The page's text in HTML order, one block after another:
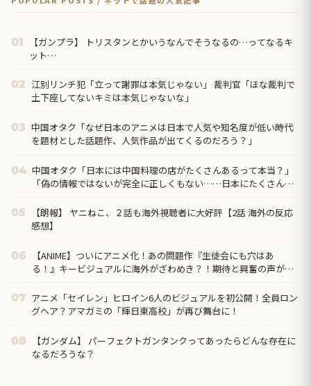
01
【ガンプラ】 トリスタンとかいうなんでそうなるの…ってなるキ
ット…
02 江別リンチ犯「立って謝罪は本気じゃない」 裁判官「ほな裁判で
土下座してないキミは本気じゃないな」
03 中国オタク「なぜ日本のアニメは日本で人気や知名度が低い時代
を題材とした話題作、人気作品が出てくるのだろう？」
04 中国オタク「日本には中国料理の店がたくさんあるって本当？」
「偽の情報ではないが完全に正しくもない……日本にたくさんあ
05
【朗報】 ヤニねこ、２話も海外視聴者に大好評【2話 海外の反応
感想】
06
【ANIME】ついにアニメ化！あの問題作『生徒会にも穴はあ
る！』キービジュアルに海外がざわめき？！期待と興奮の声が
07 アニメ「セイレン」ヒロイン6人のビジュアルを初公開！全員ロン
グヘア？アマガミの「輝日東高校」が再び舞台に！
08
【ガンダム】 パーフェクトガンタンクってあったらどんな存在に
なるだろうな？